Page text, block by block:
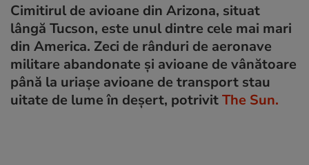
Cimitirul de avioane din Arizona, situat
lângă Tucson, este unul dintre cele mai mari
din America. Zeci de rânduri de aeronave
militare abandonate și avioane de vânătoare
până la uriașe avioane de transport stau
uitate de lume în deșert, potrivitThe Sun.